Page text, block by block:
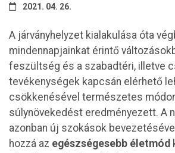
2021. 04. 26.
A járványhelyzet kialakulása óta
mindennapjainkat érintő
feszültség és a szabadtéri, illetve
tevékenységek kapcsán elérhető
csökkenésével természetes
súlynövekedést eredményezett. A
azonban új szokások
hozzá az egészségesebb életmód